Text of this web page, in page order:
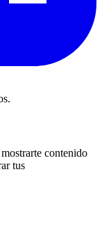
contenido
tus